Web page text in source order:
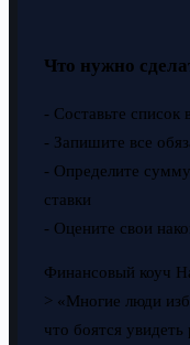
Что нужно
- Составьте список
- Запишите все
- Определите
ставки
- Оцените свои
Финансовый коуч
> «Многие люди
что боятся